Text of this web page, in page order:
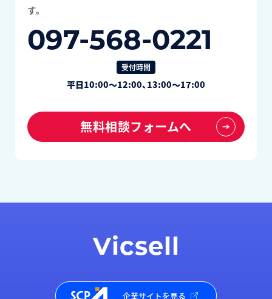
す。
097-568-0221
受付時間
平日10:00～12:00、13:00～17:00
無料相談フォームへ
Vicsell
企業サイトを見る